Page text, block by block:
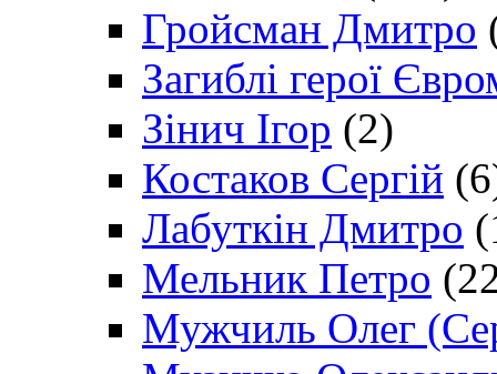
Гройсман Дмитро
Загиблі герої
Зінич Ігор (2)
Костаков Сергій
Лабуткін Дмитро
Мельник Петро
Мужчиль Олег